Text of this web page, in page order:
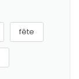
fête